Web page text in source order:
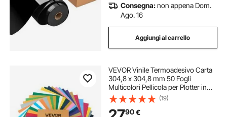
Consegna:non appena Dom.
Ago. 16
Aggiungi al carrello
VEVOR Vinile Termoadesivo Carta
304,8 x 304,8 mm 50 Fogli
Multicolori Pellicola per Plotter in
Vinile a Trasferimento Termico per
Macchine da Taglio, Pellicola
Termoadesiva per Magliette,
(19)
90€